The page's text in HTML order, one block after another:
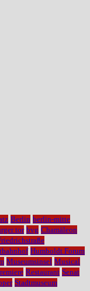
Berlin berlin-mitte
tor bvg Chamäleon
Humboldt Forum
Museumsinsel Musical
Restaurant Senat
Stadtmuseum